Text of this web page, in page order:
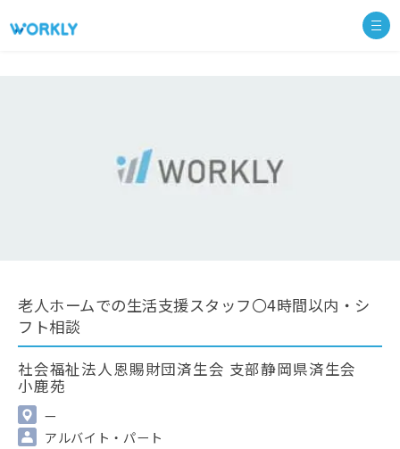
老人ホームでの生活支援スタッフ〇4時間以内・シ
フト相談
社会福祉法人恩賜財団済生会 支部静岡県済生会
小鹿苑
—
アルバイト・パート